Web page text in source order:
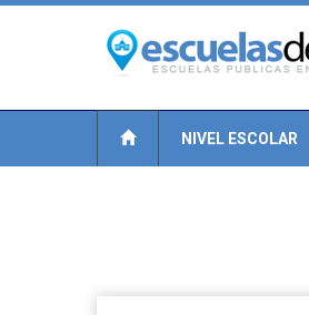
NIVEL ESCOLAR